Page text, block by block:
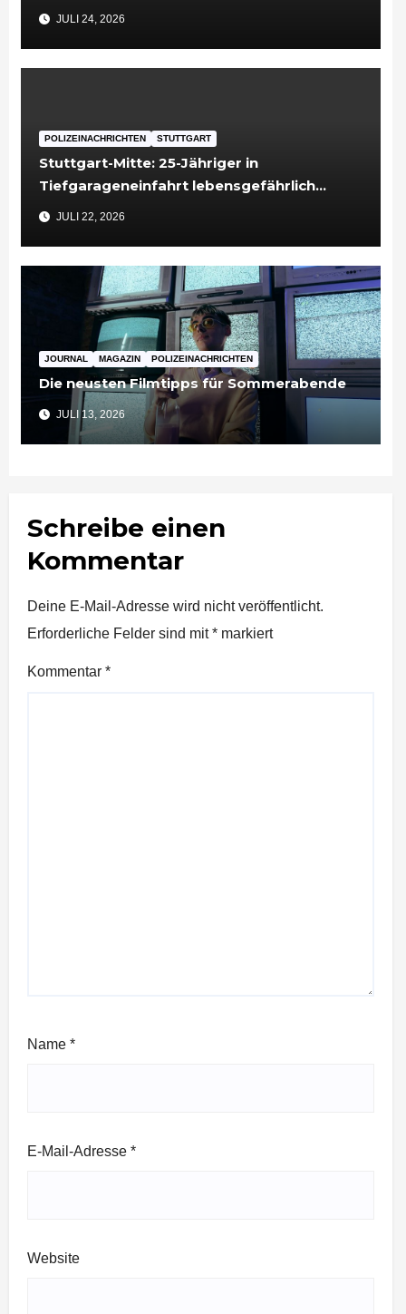
Untersuchungshaft
JULI 24, 2026
POLIZEINACHRICHTEN STUTTGART
Stuttgart-Mitte: 25-Jähriger in
Tiefgarageneinfahrt lebensgefährlich
verletzt
JULI 22, 2026
JOURNAL MAGAZIN POLIZEINACHRICHTEN
Die neusten Filmtipps für Sommerabende
JULI 13, 2026
Schreibe einen
Kommentar
Deine E-Mail-Adresse wird nicht veröffentlicht.
Erforderliche Felder sind mit* markiert
Kommentar *
Name *
E-Mail-Adresse *
Website